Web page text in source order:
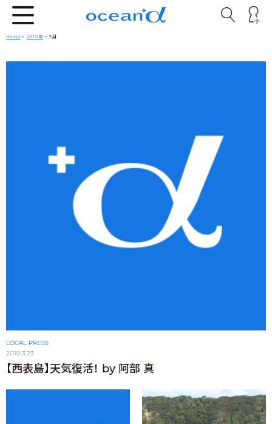
Home > 2010年 > 3月
LOCAL PRESS
2010.3.23
【西表島】天気復活！ by 阿部 真